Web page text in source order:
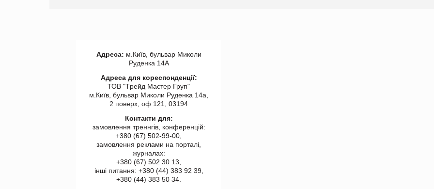
Адреса: м.Київ, бульвар Миколи
Руденка 14А
Адреса для кореспонденції:
ТОВ "Tрейд Мастер Груп"
м.Київ, бульвар Миколи Руденка 14а,
2 поверх, оф 121, 03194
Контакти для:
замовлення треннгів, конференцій:
+380 (67) 502-99-00,
замовлення реклами на порталі,
журналах:
+380 (67) 502 30 13,
інші питання: +380 (44) 383 92 39,
+380 (44) 383 50 34.